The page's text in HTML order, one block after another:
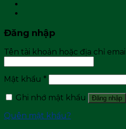
Đăng nhập
Tên tài khoản hoặc địa chỉ email
Mật khẩu *
Ghi nhớ mật khẩu
Đăng nhập
Quên mật khẩu?